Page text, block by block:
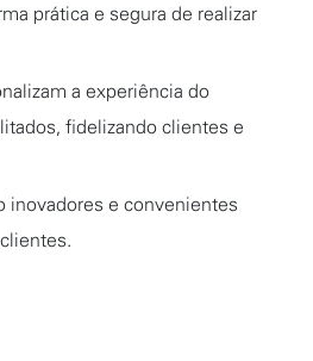
prática e segura de realizar
a experiência do
fidelizando clientes e
inovadores e convenientes